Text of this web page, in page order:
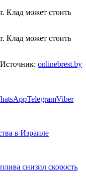
Источник: onlinebrest.by
TelegramViber
в Израиле
снизил скорость